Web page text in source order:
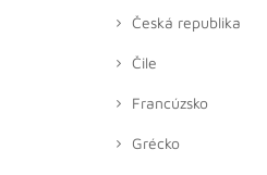
Česká republika
Čile
Francúzsko
Grécko